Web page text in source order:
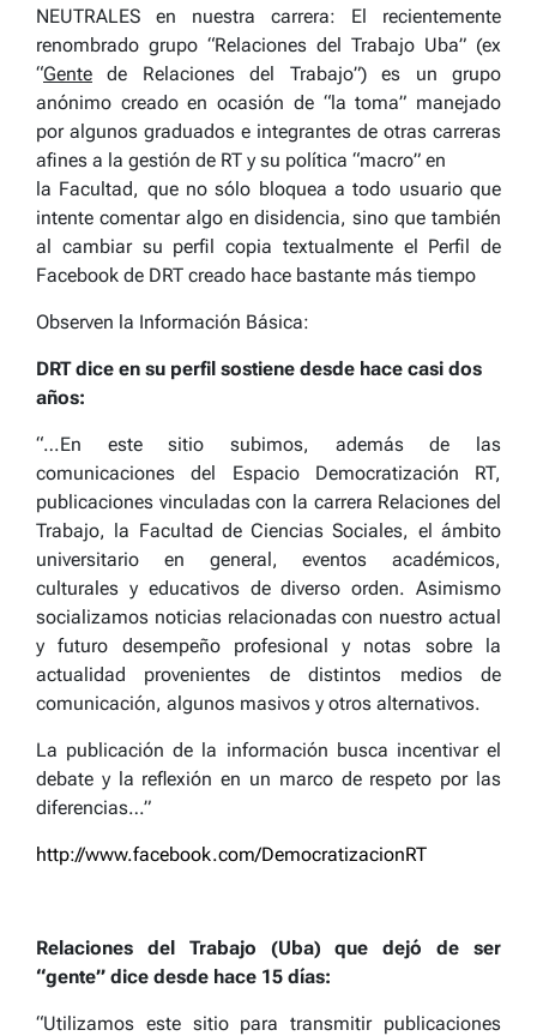
NEUTRALES en nuestra carrera: El recientemente
renombrado grupo “Relaciones del Trabajo Uba” (ex
“Gente de Relaciones del Trabajo”) es un grupo
anónimo creado en ocasión de “la toma” manejado
por algunos graduados e integrantes de otras carreras
afines a la gestión de RT y su política “macro” en
la Facultad, que no sólo bloquea a todo usuario que
intente comentar algo en disidencia, sino que también
al cambiar su perfil copia textualmente el Perfil de
Facebook de DRT creado hace bastante más tiempo
Observen la Información Básica:
DRT dice en su perfil sostiene desde hace casi dos
años:
“…En este sitio subimos, además de las
comunicaciones del Espacio Democratización RT,
publicaciones vinculadas con la carrera Relaciones del
Trabajo, la Facultad de Ciencias Sociales, el ámbito
universitario en general, eventos académicos,
culturales y educativos de diverso orden. Asimismo
socializamos noticias relacionadas con nuestro actual
y futuro desempeño profesional y notas sobre la
actualidad provenientes de distintos medios de
comunicación, algunos masivos y otros alternativos.
La publicación de la información busca incentivar el
debate y la reflexión en un marco de respeto por las
diferencias…”
http://www.facebook.com/DemocratizacionRT
Relaciones del Trabajo (Uba) que dejó de ser
“gente” dice desde hace 15 días:
“Utilizamos este sitio para transmitir publicaciones